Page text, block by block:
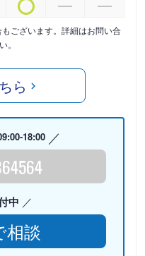
ございます。詳細はお問い合
。
ら
18:00
中
相談